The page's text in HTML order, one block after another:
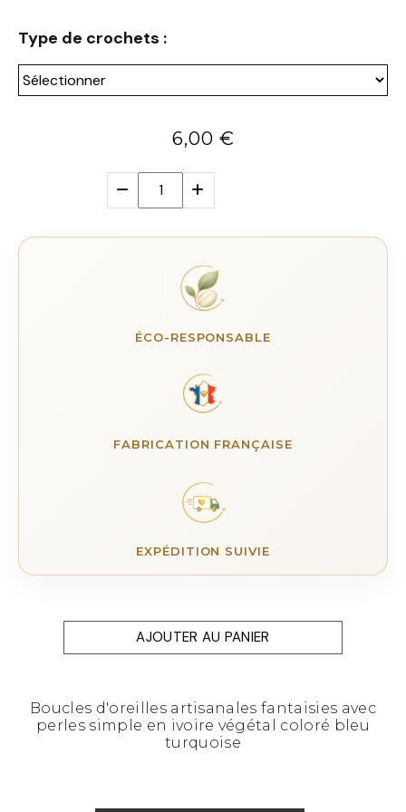
Type de crochets :
6,00 €
ÉCO-RESPONSABLE
FABRICATION FRANÇAISE
EXPÉDITION SUIVIE
AJOUTER AU PANIER
Boucles d'oreilles artisanales fantaisies avec
perles simple en ivoire végétal coloré bleu
turquoise